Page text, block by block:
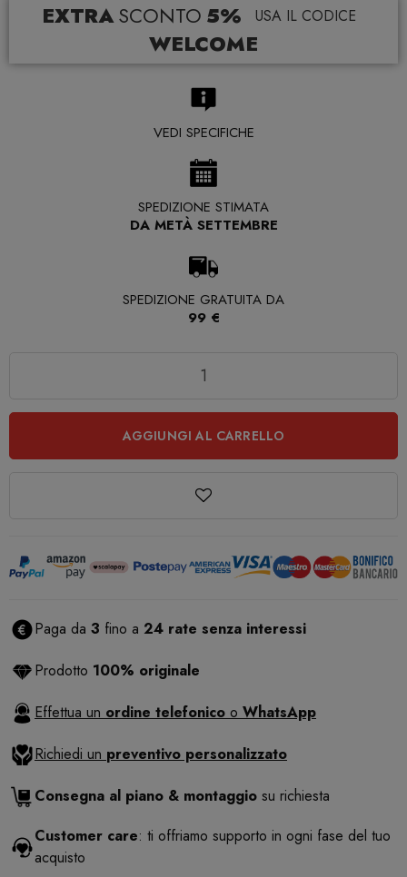
EXTRASCONTO 5% USA IL CODICE
WELCOME
VEDI SPECIFICHE
SPEDIZIONE STIMATA
DA METÀ SETTEMBRE
SPEDIZIONE GRATUITA DA
99 €
AGGIUNGI AL CARRELLO
Paga da 3 fino a 24 rate senza interessi
Prodotto 100% originale
Effettua un ordine telefonico o WhatsApp
Richiedi un preventivo personalizzato
Consegna al piano & montaggio su richiesta
Customer care: ti offriamo supporto in ogni fase del tuo
acquisto